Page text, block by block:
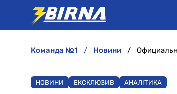
команда №1 новини
НОВИНИ ЕКСКЛЮЗИВ АНАЛІТИКА